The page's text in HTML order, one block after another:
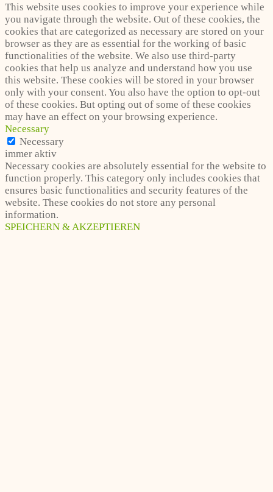
This website uses cookies to improve your experience while
you navigate through the website. Out of these cookies, the
cookies that are categorized as necessary are stored on your
browser as they are as essential for the working of basic
functionalities of the website. We also use third-party
cookies that help us analyze and understand how you use
this website. These cookies will be stored in your browser
only with your consent. You also have the option to opt-out
of these cookies. But opting out of some of these cookies
may have an effect on your browsing experience.
Necessary
Necessary
immer aktiv
Necessary cookies are absolutely essential for the website to
function properly. This category only includes cookies that
ensures basic functionalities and security features of the
website. These cookies do not store any personal
information.
SPEICHERN & AKZEPTIEREN